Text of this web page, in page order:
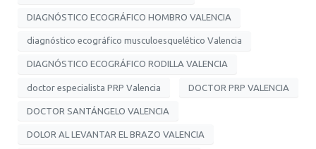
DIAGNÓSTICO ECOGRÁFICO HOMBRO VALENCIA
diagnóstico ecográfico musculoesquelético Valencia
DIAGNÓSTICO ECOGRÁFICO RODILLA VALENCIA
doctor especialista PRP Valencia DOCTOR PRP VALENCIA
DOCTOR SANTÁNGELO VALENCIA
DOLOR AL LEVANTAR EL BRAZO VALENCIA